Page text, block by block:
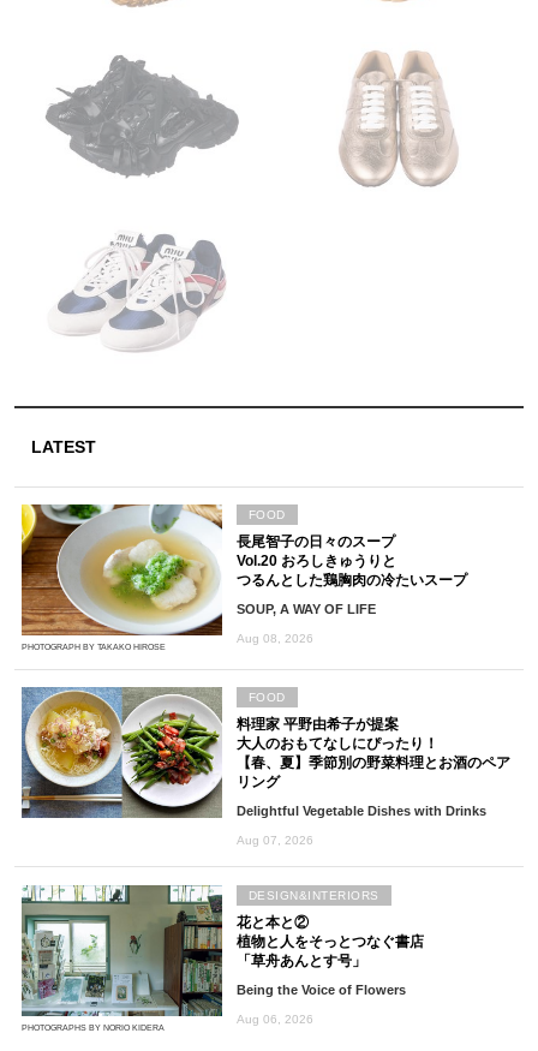
LATEST
PHOTOGRAPH BY TAKAKO HIROSE
長尾智子の日々のスープ
Vol.20 おろしきゅうりと
つるんとした鶏胸肉の冷たいスープ
SOUP, A WAY OF LIFE
Aug 08, 2026
FOOD
料理家 平野由希子が提案
大人のおもてなしにぴったり！
【春、夏】季節別の野菜料理とお酒のペア
リング
Delightful Vegetable Dishes with Drinks
Aug 07, 2026
FOOD
PHOTOGRAPHS BY NORIO KIDERA
花と本と②
植物と人をそっとつなぐ書店
「草舟あんとす号」
Being the Voice of Flowers
Aug 06, 2026
DESIGN&INTERIORS